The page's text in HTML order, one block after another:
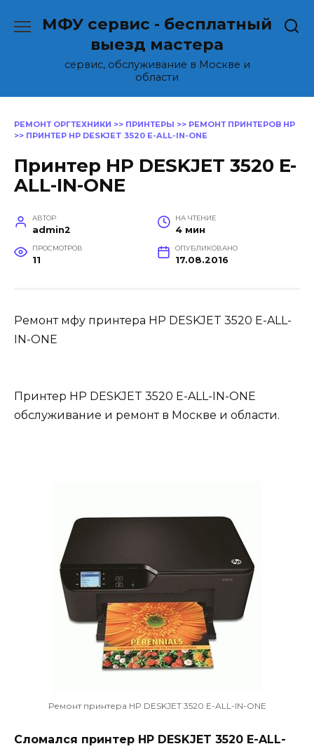
МФУ сервис - бесплатный
выезд мастера
сервис, обслуживание в Москве и
области
РЕМОНТ ОРГТЕХНИКИ >> ПРИНТЕРЫ >> РЕМОНТ ПРИНТЕРОВ HP
>> ПРИНТЕР HP DESKJET 3520 E-ALL-IN-ONE
Принтер HP DESKJET 3520 E-
ALL-IN-ONE
АВТОР
admin2
НА ЧТЕНИЕ
4 мин
ПРОСМОТРОВ
11
ОПУБЛИКОВАНО
17.08.2016
Ремонт мфу принтера HP DESKJET 3520 E-ALL-
IN-ONE
Принтер HP DESKJET 3520 E-ALL-IN-ONE
обслуживание и ремонт в Москве и области.
Ремонт принтера HP DESKJET 3520 E-ALL-IN-ONE
Сломался принтер HP DESKJET 3520 E-ALL-